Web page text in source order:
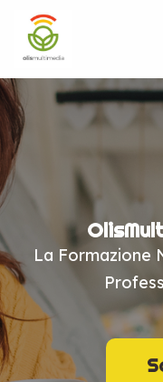
La Formazione